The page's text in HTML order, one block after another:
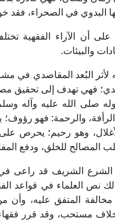
البدوي في الصحراء، فقد
أن الآراء الفقهية
والبيئات.
البُعد المقاصدي في
فهي تهدف إلى تحقيق
صلى الله عليه وآله
والرحمة: فهو رؤوف؛
وهو رحيم؛ يحرص
المصالح للخلق، ودفع
الشريف قد راعى في
نص العلماء في قواعد
المتفق عليه، وأن
مستحب، وقد قرر